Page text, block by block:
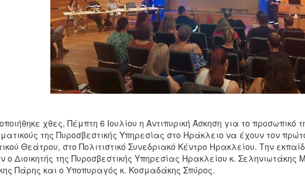
χθες, Πέμπτη 6 Ιουλίου η Αντιπυρική Άσκηση για το
της Πυροσβεστικής Υπηρεσίας στο Ηράκλειο να έχουν τον
Θεάτρου, στο Πολιτιστικό Συνεδριακό Κέντρο Ηρακλείου. Την
Διοικητής της Πυροσβεστικής Υπηρεσίας Ηρακλείου κ. Σεληνιωτάκης
Πάρης και ο Υποπυραγός κ. Κοσμαδάκης Σπύρος.